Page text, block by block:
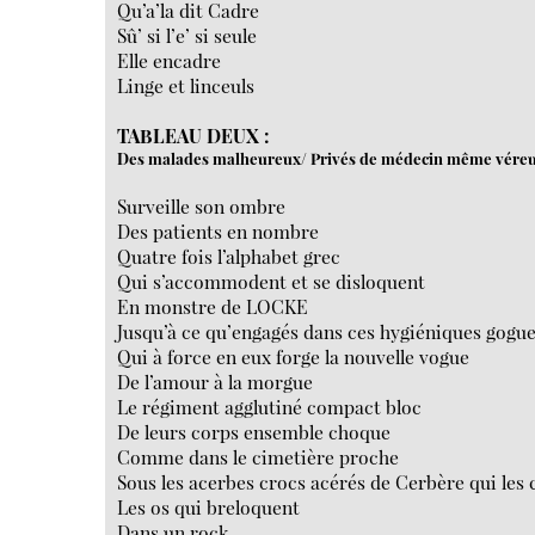
Qu’a’la dit Cadre
Sû’ si l’e’ si seule
Elle encadre
Linge et linceuls
TABLEAU DEUX :
Des malades malheureux/ Privés de médecin même
Surveille son ombre
Des patients en nombre
Quatre fois l’alphabet grec
Qui s’accommodent et se disloquent
En monstre de LOCKE
Jusqu’à ce qu’engagés dans ces hygiéniques
Qui à force en eux forge la nouvelle vogue
De l’amour à la morgue
Le régiment agglutiné compact bloc
De leurs corps ensemble choque
Comme dans le cimetière proche
Sous les acerbes crocs acérés de Cerbère qui les
Les os qui breloquent